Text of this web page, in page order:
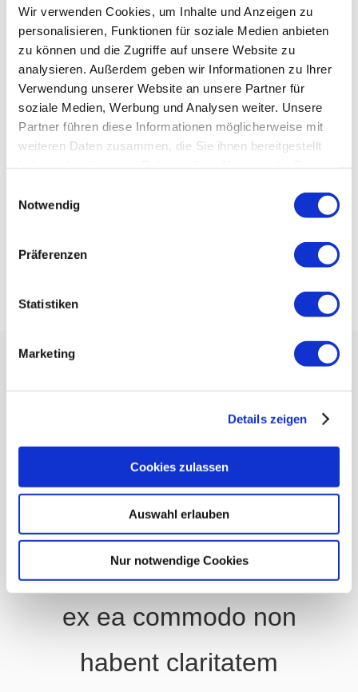
Wir verwenden Cookies, um Inhalte und Anzeigen zu
personalisieren, Funktionen für soziale Medien anbieten
zu können und die Zugriffe auf unsere Website zu
analysieren. Außerdem geben wir Informationen zu Ihrer
Verwendung unserer Website an unsere Partner für
soziale Medien, Werbung und Analysen weiter. Unsere
Partner führen diese Informationen möglicherweise mit
weiteren Daten zusammen, die Sie ihnen bereitgestellt
Notwendig
Präferenzen
Statistiken
Marketing
Details zeigen
Cookies zulassen
Auswahl erlauben
Nur notwendige Cookies
gravida nibh vel velit
auctor aliquet. Aenean
sollicitudi
General Surgery
Gallery of Our Clinic
Exerci tation
ullamcorper suscipit
lobortis nisl ut aliquip
ex ea commodo non
habent claritatem